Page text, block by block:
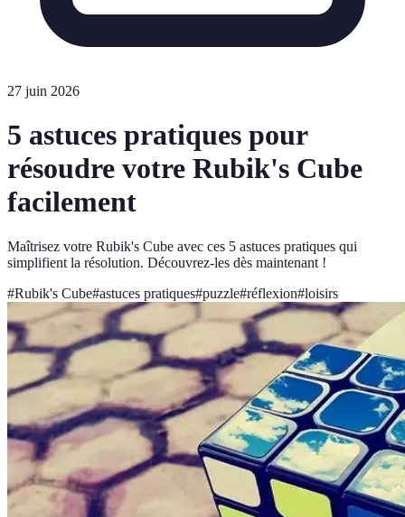
27 juin 2026
5 astuces pratiques pour
résoudre votre Rubik's Cube
facilement
Maîtrisez votre Rubik's Cube avec ces 5 astuces pratiques qui
simplifient la résolution. Découvrez-les dès maintenant !
#Rubik's Cube#astuces pratiques#puzzle#réflexion#loisirs